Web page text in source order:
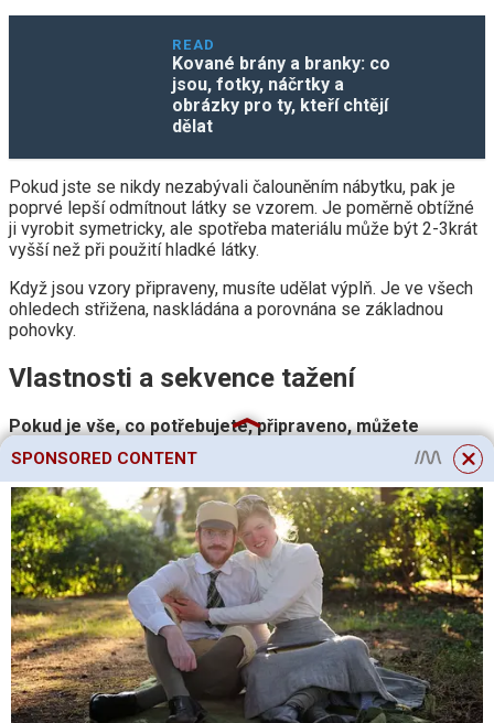
READ
Kované brány a branky: co
jsou, fotky, náčrtky a
obrázky pro ty, kteří chtějí
dělat
Pokud jste se nikdy nezabývali čalouněním nábytku, pak je
poprvé lepší odmítnout látky se vzorem. Je poměrně obtížné
ji vyrobit symetricky, ale spotřeba materiálu může být 2-3krát
vyšší než při použití hladké látky.
Když jsou vzory připraveny, musíte udělat výplň. Je ve všech
ohledech střižena, naskládána a porovnána se základnou
pohovky.
Vlastnosti a sekvence tažení
Pokud je vše, co potřebujete, připraveno, můžete
pokračovat přímo do práce:
Odstranění všech konstrukčních částí pohovky:
opěradlo, sedadlo a boční díly, pokud existují. Nejprve
zpracujeme rám, který bude viditelný pouhým okem.
Části, které jsou skryté pod sedadly nebo polštáři, není
nutné zakrývat.
Protahování bočních dílů: za tímto účelem položíme
látku na podlahu, položíme boční díl, levou rukou mírně
natáhneme okraj k zadní straně a připevníme jej pomocí
držáků k povrchu, upravíme napínací sílu.
Pokud jsou na pohovce polštáře, zabýváme se jejich
čalouněním. V případě, že samotná pohovka sestává z bloků,
SPONSORED CONTENT